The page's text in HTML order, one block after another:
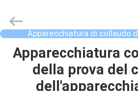
CASA
PRODOTTI
Chengdu
Recen
Technology
Co.,
Rights
Apparecchiatura di collaudo
costruzione
Apparecchiatura
della prova del